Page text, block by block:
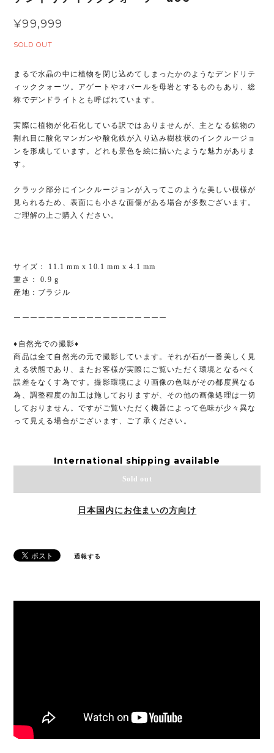
¥99,999
SOLD OUT
まるで水晶の中に植物を閉じ込めてしまったかのようなデンドリテ
ィッククォーツ。アゲートやオパールを母岩とするものもあり、総
称でデンドライトとも呼ばれています。
実際に植物が化石化している訳ではありませんが、主となる鉱物の
割れ目に酸化マンガンや酸化鉄が入り込み樹枝状のインクルージョ
ンを形成しています。どれも景色を絵に描いたような魅力がありま
す。
クラック部分にインクルージョンが入ってこのような美しい模様が
見られるため、表面にも小さな面傷がある場合が多数ございます。
ご理解の上ご購入ください。
サイズ： 11.1 mm x 10.1 mm x 4.1 mm
重さ： 0.9 g
産地：ブラジル
ーーーーーーーーーーーーーーーーーーー
♦︎自然光での撮影♦︎
商品は全て自然光の元で撮影しています。それが石が一番美しく見
える状態であり、またお客様が実際にご覧いただく環境となるべく
誤差をなくす為です。撮影環境により画像の色味がその都度異なる
為、調整程度の加工は施しておりますが、その他の画像処理は一切
しておりません。ですがご覧いただく機器によって色味が少々異な
って見える場合がございます、ご了承ください。
International shipping available
Sold out
日本国内にお住まいの方向け
通報する